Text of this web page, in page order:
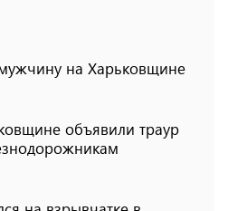
на Харьковщине
объявили траур